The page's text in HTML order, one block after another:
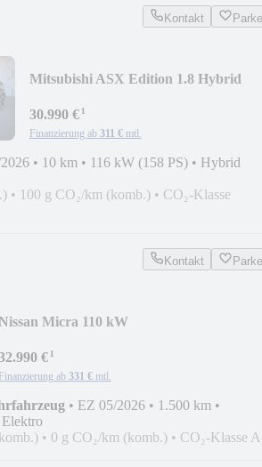
Kontakt
Mitsubishi ASX Edition 1.8 Hybrid
30.990 €¹
Finanzierung ab 311 € mtl.
• 10 km • 116 kW (158 PS) • Hybrid
• 100 g CO₂/km (komb.) • CO₂-Klasse
Kontakt
Micra 110 kW
€¹
Finanzierung ab 331 € mtl.
• EZ 05/2026 • 1.500 km •
Elektro
• 0 g CO₂/km (komb.) • CO₂-Klasse